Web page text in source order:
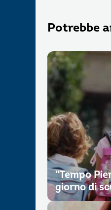
Potrebbe
“Tempo
giorno di